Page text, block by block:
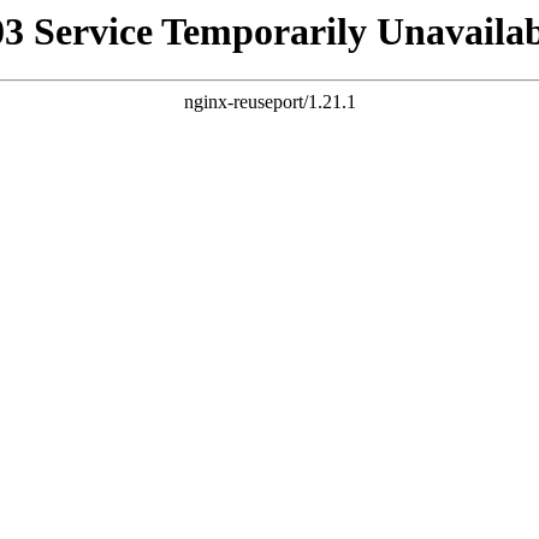
Service Temporarily
nginx-reuseport/1.21.1